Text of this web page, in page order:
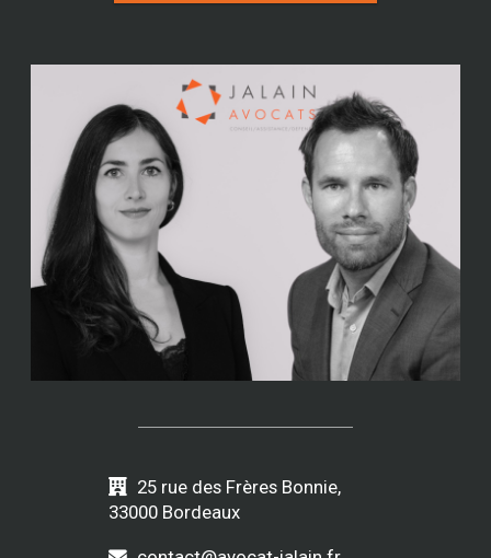
25 rue des Frères Bonnie,
33000 Bordeaux